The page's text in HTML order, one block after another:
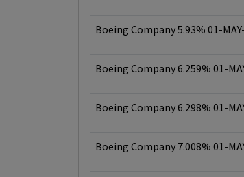
Boeing Company 5.93% 01-
Boeing Company 6.259% 01-
Boeing Company 6.298% 01-
Boeing Company 7.008% 01-